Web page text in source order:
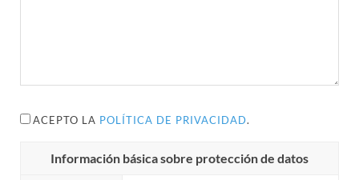
ACEPTO LA POLÍTICA DE PRIVACIDAD.
Información básica sobre protección de datos